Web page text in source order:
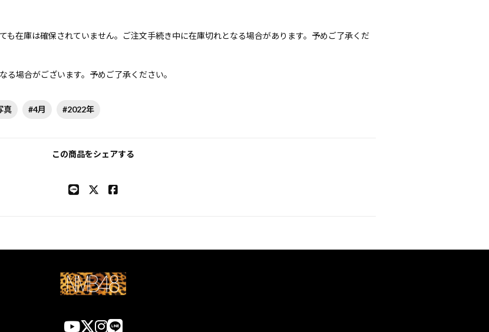
在庫は確保されていません。ご注文手続き中に在庫切れとなる場合があります。予めご了承くだ
場合がございます。予めご了承ください。
真 #4月 #2022年
この商品をシェアする